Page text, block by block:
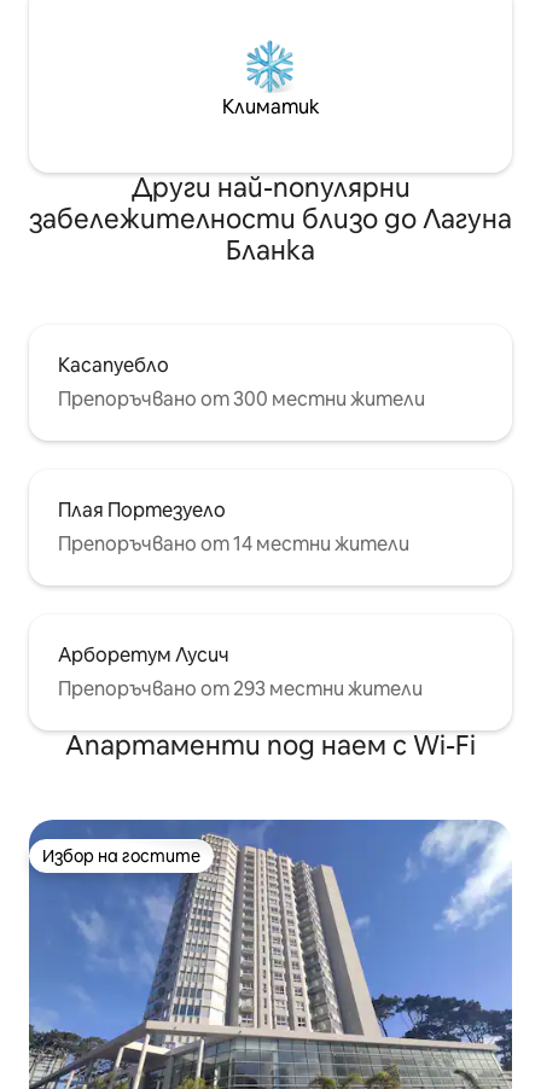
Климатик
Други най-популярни
забележителности близо до Лагуна
Бланка
Касапуебло
Препоръчвано от 300 местни жители
Плая Портезуело
Препоръчвано от 14 местни жители
Арборетум Лусич
Препоръчвано от 293 местни жители
Апартаменти под наем с Wi-Fi
Избор на гостите
Избор на гостите